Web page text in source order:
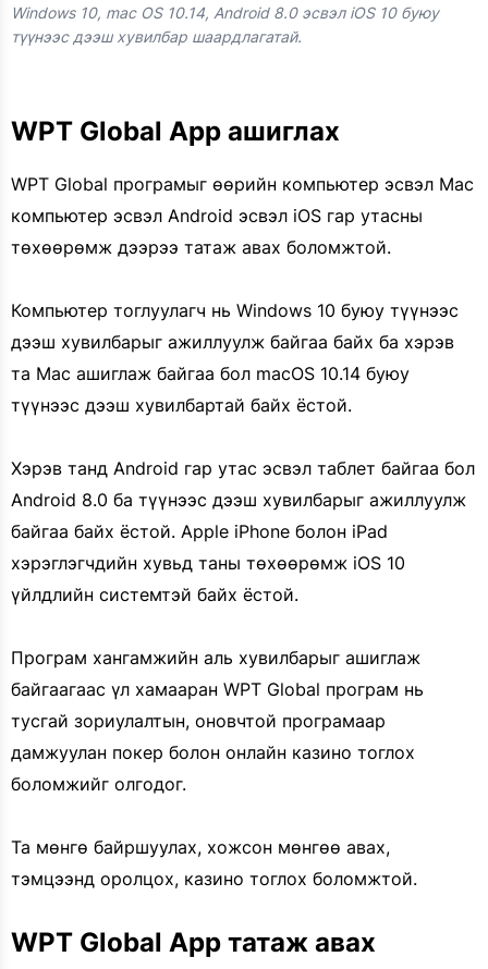
Windows 10, mac OS 10.14, Android 8.0 эсвэл iOS 10 буюу
түүнээс дээш хувилбар шаардлагатай.
WPT Global App ашиглах
WPT Global програмыг өөрийн компьютер эсвэл Mac
компьютер эсвэл Android эсвэл iOS гар утасны
төхөөрөмж дээрээ татаж авах боломжтой.
Компьютер тоглуулагч нь Windows 10 буюу түүнээс
дээш хувилбарыг ажиллуулж байгаа байх ба хэрэв
та Mac ашиглаж байгаа бол macOS 10.14 буюу
түүнээс дээш хувилбартай байх ёстой.
Хэрэв танд Android гар утас эсвэл таблет байгаа бол
Android 8.0 ба түүнээс дээш хувилбарыг ажиллуулж
байгаа байх ёстой. Apple iPhone болон iPad
хэрэглэгчдийн хувьд таны төхөөрөмж iOS 10
үйлдлийн системтэй байх ёстой.
Програм хангамжийн аль хувилбарыг ашиглаж
байгаагаас үл хамааран WPT Global програм нь
тусгай зориулалтын, оновчтой програмаар
дамжуулан покер болон онлайн казино тоглох
боломжийг олгодог.
Та мөнгө байршуулах, хожсон мөнгөө авах,
тэмцээнд оролцох, казино тоглох боломжтой.
WPT Global App татаж авах